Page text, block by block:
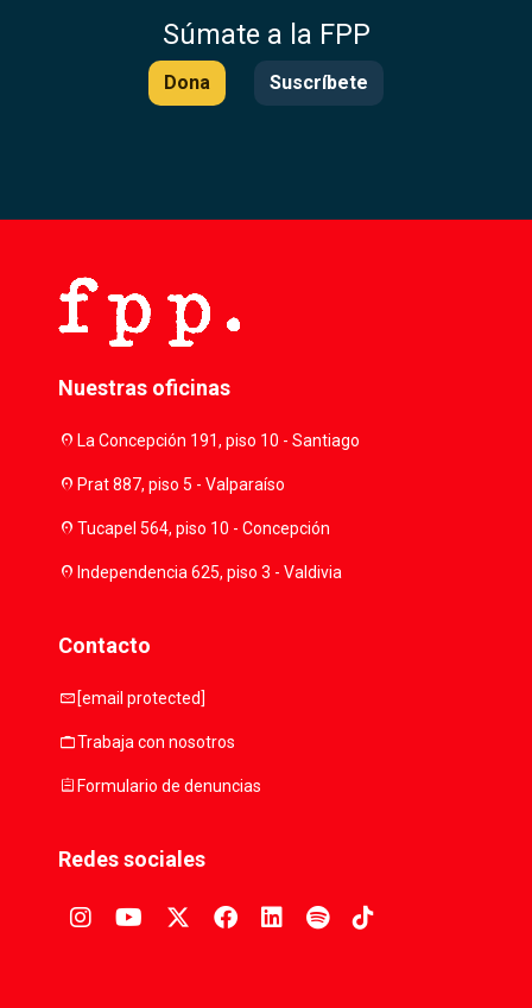
Súmate a la FPP
Dona Suscríbete
Nuestras oficinas
location_onLa Concepción 191, piso 10 - Santiago
location_onPrat 887, piso 5 - Valparaíso
location_onTucapel 564, piso 10 - Concepción
location_onIndependencia 625, piso 3 - Valdivia
Contacto
mail [email protected]
workTrabaja con nosotros
assignmentFormulario de denuncias
Redes sociales